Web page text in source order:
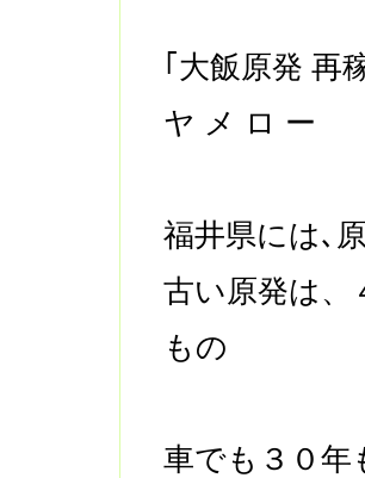
｢大飯原発
ヤ メ ロ ー
福井県には､
古い原発は
もの
車でも３０年